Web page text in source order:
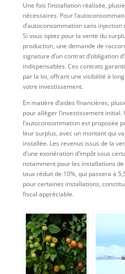
Une fois l’installation réalisée,
nécessaires. Pour
d’autoconsommation sans
Si vous optez pour la vente du
production, une demande de
signature d’un contrat d’obligation
indispensables. Ces contrats
par la loi, offrant une visibilité à
votre investissement.
En matière d’aides financières,
pour alléger l’investissement initial.
l’autoconsommation est proposée
leur surplus, avec un montant qui
installée. Les revenus issus de la
d’une exonération d’impôt sous
notamment pour les installations de
taux réduit de 10%, qui passera à
pour certaines installations,
fiscal appréciable.